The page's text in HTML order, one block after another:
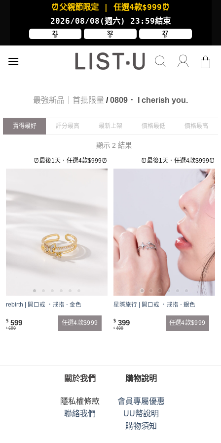
⏰父親節限定 | 任選4款$999⏰
2026/08/08(週六) 23:59結束
21
時
32
分
27
秒
最強新品｜首批限量 /0809． I cherish you.
賣得最好 評分最高 最新上架 價格最低 價格最高
顯示 2 結果
⏰最後1天．任選4款$999⏰
rebirth | 開口戒 ．戒指 - 金色
$ 599
$ 699
任選4款$999
⏰最後1天．任選4款$999⏰
星際旅行 | 開口戒 ．戒指 - 銀色
$ 399
$ 499
任選4款$999
關於我們
隱私權條款
聯絡我們
購物說明
會員專屬優惠
UU幣說明
購物須知